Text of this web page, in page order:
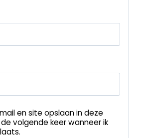
en site opslaan in deze
volgende keer wanneer ik